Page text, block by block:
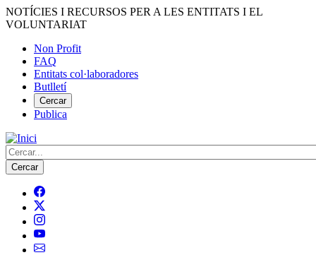
Vés
al
NOTÍCIES I RECURSOS PER A LES ENTITATS I EL
VOLUNTARIAT
Menú
del
compte
d'usuari
Non Profit
FAQ
Entitats col·laboradores
Butlletí
Cercar
Publica
Cerca